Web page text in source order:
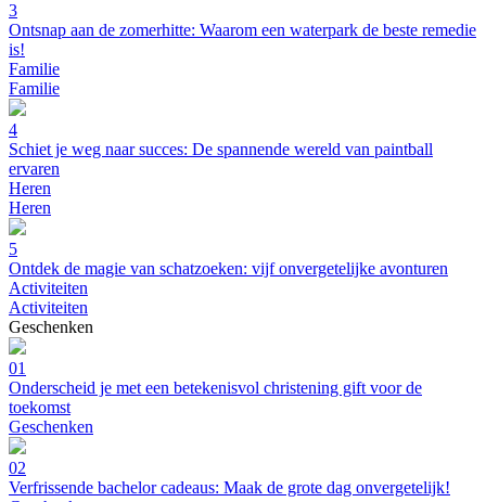
3
Ontsnap aan de zomerhitte: Waarom een waterpark de beste remedie
is!
Familie
Familie
4
Schiet je weg naar succes: De spannende wereld van paintball
ervaren
Heren
Heren
5
Ontdek de magie van schatzoeken: vijf onvergetelijke avonturen
Activiteiten
Activiteiten
Geschenken
01
Onderscheid je met een betekenisvol christening gift voor de
toekomst
Geschenken
02
Verfrissende bachelor cadeaus: Maak de grote dag onvergetelijk!